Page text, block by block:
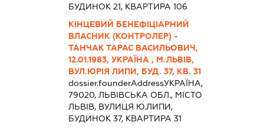
БУДИНОК 21, КВАРТИРА 106
КІНЦЕВИЙ БЕНЕФІЦІАРНИЙ
ВЛАСНИК (КОНТРОЛЕР) -
ТАНЧАК ТАРАС ВАСИЛЬОВИЧ,
12.01.1983, УКРАЇНА , М.ЛЬВІВ,
ВУЛ.ЮРІЯ ЛИПИ, БУД. 37, КВ. 31
dossier.founderAddressУКРАЇНА,
79020, ЛЬВІВСЬКА ОБЛ., МІСТО
ЛЬВІВ, ВУЛИЦЯ Ю.ЛИПИ,
БУДИНОК 37, КВАРТИРА 31